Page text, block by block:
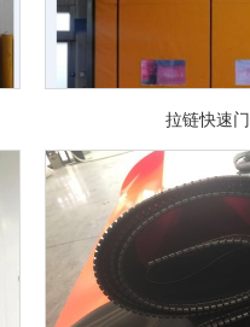
拉链快速门